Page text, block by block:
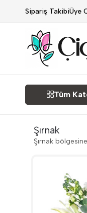
Sipariş TakibiÜye
Tüm
Şırnak
Şırnak